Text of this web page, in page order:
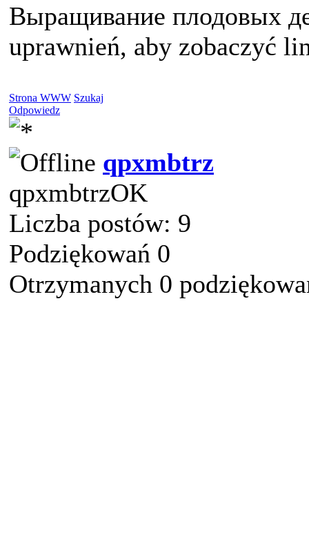
Выращивание плодовых
uprawnień, aby zobaczyć
Strona WWW Szukaj
Odpowiedz
qpxmbtrz
qpxmbtrzOK
Liczba postów: 9
Podziękowań 0
Otrzymanych 0